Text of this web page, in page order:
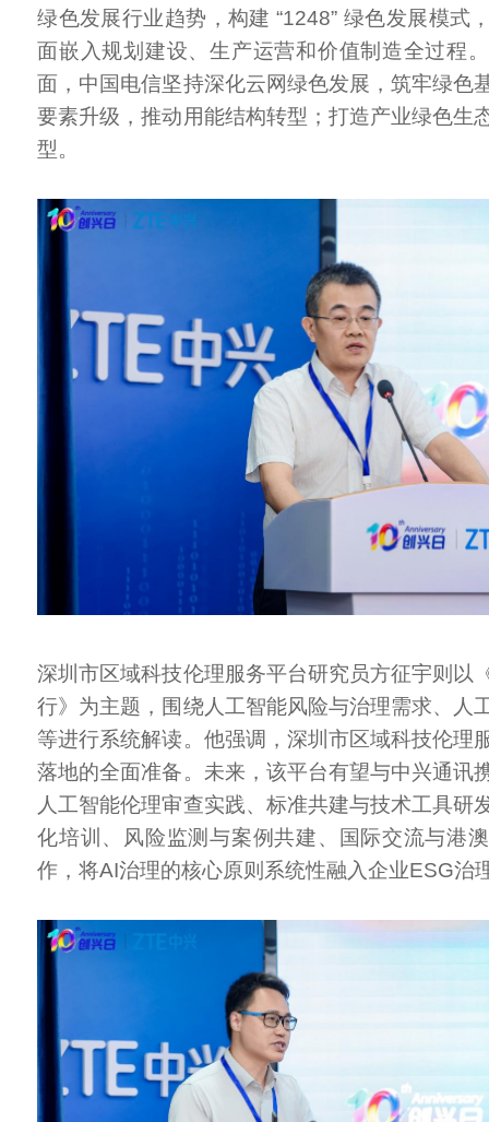
绿色发展行业趋势，构建 “1248” 绿色发展模式
面嵌入规划建设、生产运营和价值制造全过程
面，中国电信坚持深化云网绿色发展，筑牢绿色
要素升级，推动用能结构转型；打造产业绿色生
型。
深圳市区域科技伦理服务平台研究员方征宇则以
行》为主题，围绕人工智能风险与治理需求、人
等进行系统解读。他强调，深圳市区域科技伦理
落地的全面准备。未来，该平台有望与中兴通讯
人工智能伦理审查实践、标准共建与技术工具研
化培训、风险监测与案例共建、国际交流与港
作，将AI治理的核心原则系统性融入企业ESG治